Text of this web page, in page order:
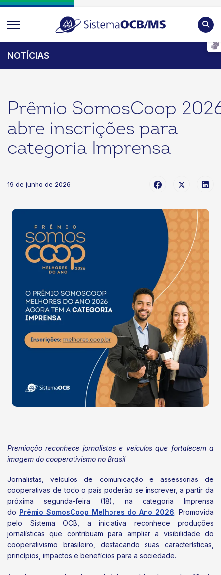
NOTÍCIAS
Prêmio SomosCoop
abre inscrições para
categoria Imprensa
19 de junho de 2026
Premiação reconhece jornalistas e veículos que fortalecem a
imagem do cooperativismo no Brasil
Jornalistas, veículos de comunicação e assessorias de
cooperativas de todo o país poderão se inscrever, a partir da
próxima segunda-feira (18), na categoria Imprensa
do Prêmio SomosCoop Melhores do Ano 2026. Promovida
pelo Sistema OCB, a iniciativa reconhece produções
jornalísticas que contribuam para ampliar a visibilidade do
cooperativismo brasileiro, destacando suas características,
princípios, impactos e benefícios para a sociedade.